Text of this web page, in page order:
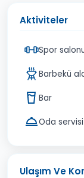
Aktiviteler
Spor
Barbekü
Bar
Oda servisi
Ulaşım Ve